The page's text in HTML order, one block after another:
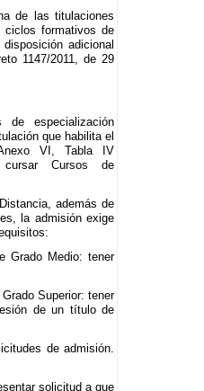
de las titulaciones
ciclos formativos de
adicional
1147/2011, de 29
especialización
que habilita el
VI, Tabla IV
Cursos de
además de
la admisión exige
Grado Medio: tener
Superior: tener
de un título de
de admisión.
solicitud a que